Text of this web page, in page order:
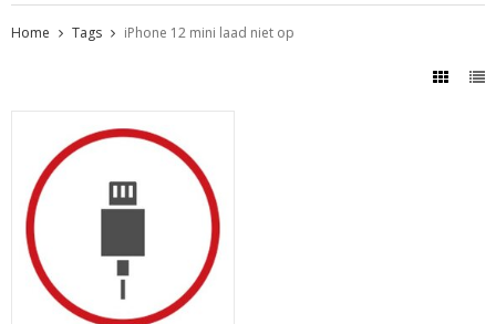
Home Tags iPhone 12 mini laad niet op